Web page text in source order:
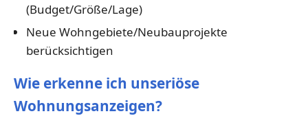
(Budget/Größe/Lage)
Neue Wohngebiete/Neubauprojekte
berücksichtigen
Wie erkenne ich unseriöse
Wohnungsanzeigen?